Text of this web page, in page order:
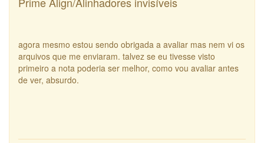
agora mesmo estou sendo obrigada a avaliar mas nem vi os
arquivos que me enviaram. talvez se eu tivesse visto
primeiro a nota poderia ser melhor, como vou avaliar antes
de ver, absurdo.